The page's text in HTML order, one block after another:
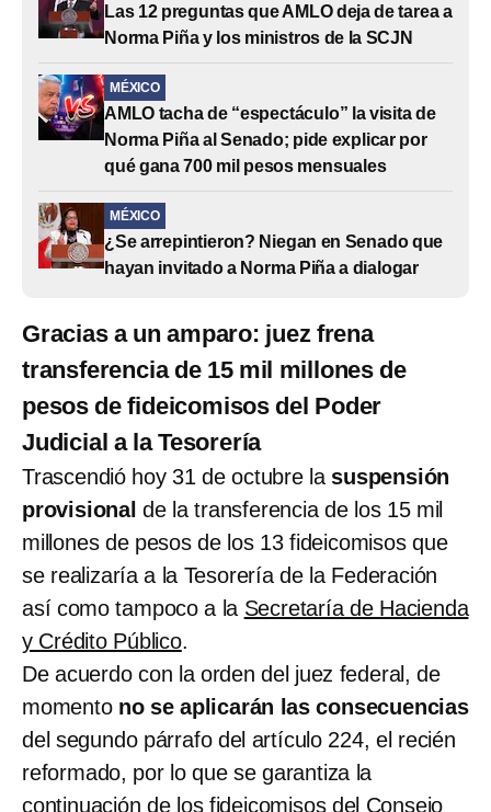
Las 12 preguntas que AMLO deja de tarea a
Norma Piña y los ministros de la SCJN
MÉXICO
AMLO tacha de “espectáculo” la visita de
Norma Piña al Senado; pide explicar por
qué gana 700 mil pesos mensuales
MÉXICO
¿Se arrepintieron? Niegan en Senado que
hayan invitado a Norma Piña a dialogar
Gracias a un amparo: juez frena
transferencia de 15 mil millones de
pesos de fideicomisos del Poder
Judicial a la Tesorería
Trascendió hoy 31 de octubre lasuspensión
provisional de la transferencia de los 15 mil
millones de pesos de los 13 fideicomisos que
se realizaría a la Tesorería de la Federación
así como tampoco a la Secretaría de Hacienda
y Crédito Público.
De acuerdo con la orden del juez federal, de
momento no se aplicarán las consecuencias
del segundo párrafo del artículo 224, el recién
reformado, por lo que se garantiza la
continuación de los fideicomisos del Consejo